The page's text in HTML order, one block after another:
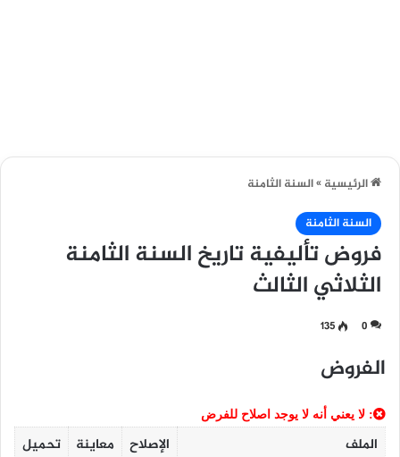
الرئيسية»السنة الثامنة
السنة الثامنة
فروض تأليفية تاريخ السنة الثامنة
الثلاثي الثالث
0
135
الفروض
: لا يعني أنه لا يوجد اصلاح للفرض
الملف الإصلاح معاينة
تحميل